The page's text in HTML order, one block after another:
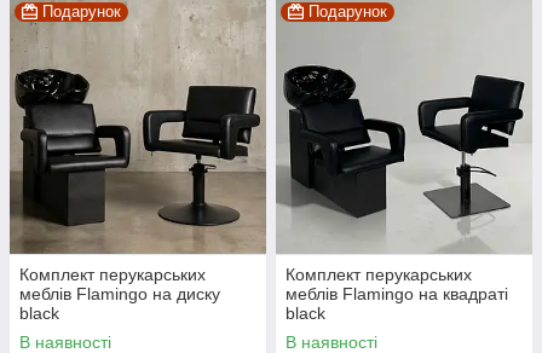
Подарунок
Комплект перукарських
меблів Flamingo на диску
black
В наявності
Подарунок
Комплект перукарських
меблів Flamingo на квадраті
black
В наявності